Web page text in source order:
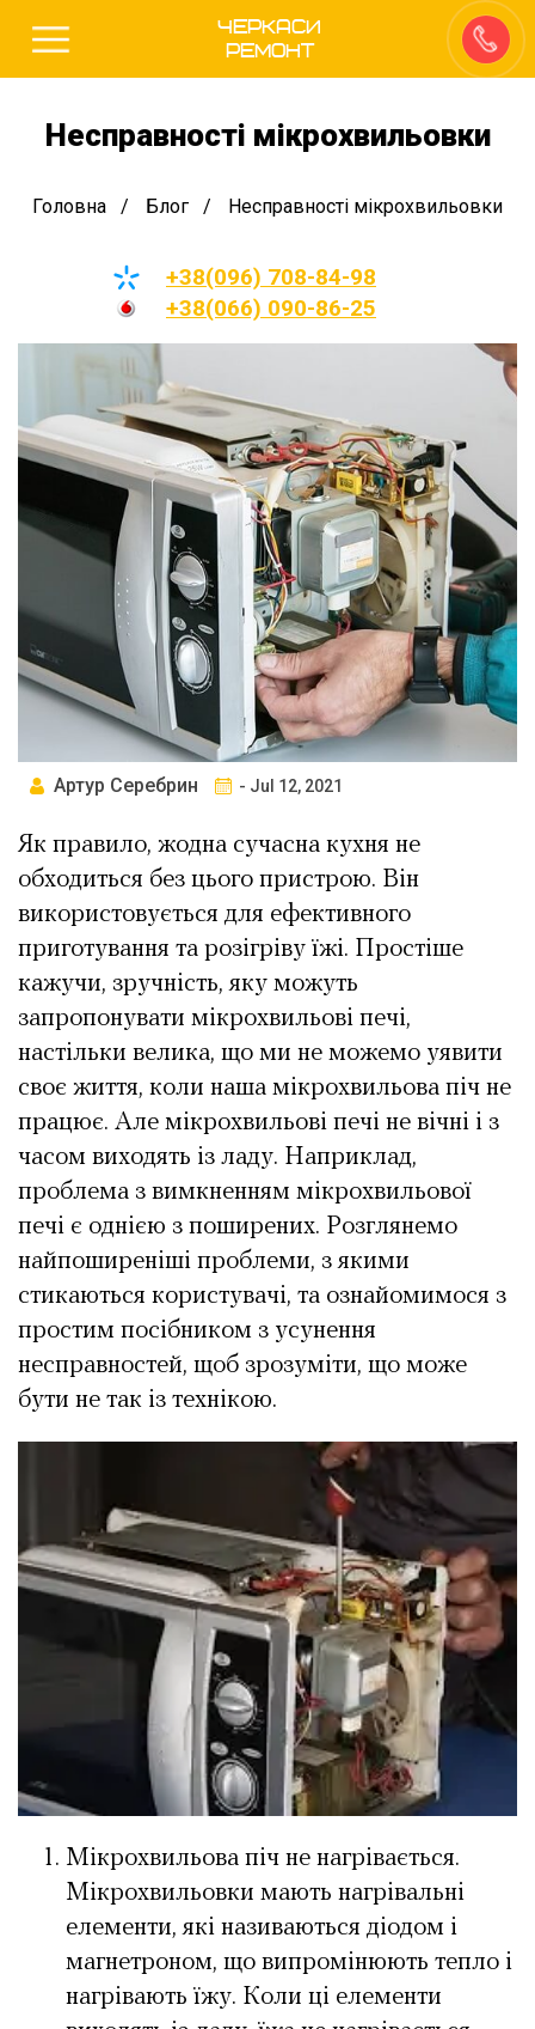
Черкаси
Ремонт
Несправності мікрохвильовки
Головна Блог Несправності мікрохвильовки
+38(096) 708-84-98
+38(066) 090-86-25
Артур Серебрин - Jul 12, 2021
Як правило, жодна сучасна кухня не
обходиться без цього пристрою. Він
використовується для ефективного
приготування та розігріву їжі. Простіше
кажучи, зручність, яку можуть
запропонувати мікрохвильові печі,
настільки велика, що ми не можемо уявити
своє життя, коли наша мікрохвильова піч не
працює. Але мікрохвильові печі не вічні і з
часом виходять із ладу. Наприклад,
проблема з вимкненням мікрохвильової
печі є однією з поширених. Розглянемо
найпоширеніші проблеми, з якими
стикаються користувачі, та ознайомимося з
простим посібником з усунення
несправностей, щоб зрозуміти, що може
бути не так із технікою.
Мікрохвильова піч не нагрівається.
Мікрохвильовки мають нагрівальні
елементи, які називаються діодом і
магнетроном, що випромінюють тепло і
нагрівають їжу. Коли ці елементи